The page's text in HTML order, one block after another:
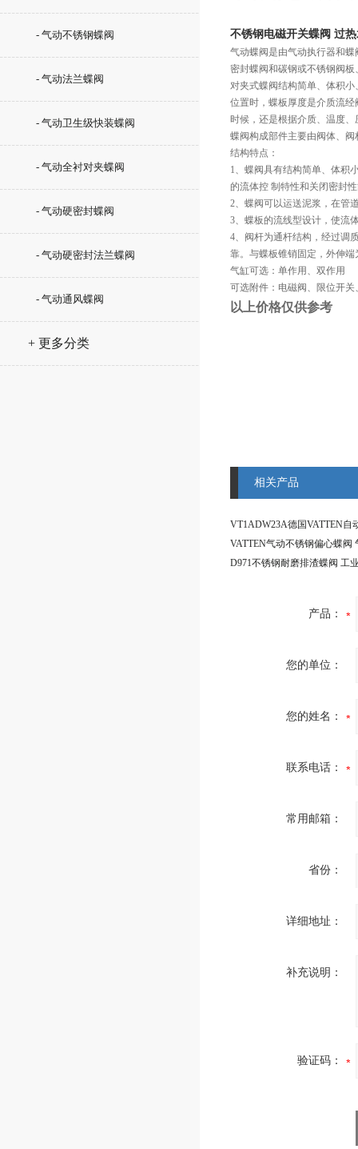
- 气动不锈钢蝶阀
- 气动法兰蝶阀
- 气动卫生级快装蝶阀
- 气动全衬对夹蝶阀
- 气动硬密封蝶阀
- 气动硬密封法兰蝶阀
- 气动通风蝶阀
+ 更多分类
不锈钢电磁开关蝶阀 过
气动蝶阀是由气动执行器和
密封蝶阀和碳钢或不锈钢阀
对夹式蝶阀结构简单、体积
位置时，蝶板厚度是介质流
时候，还是根据介质、温度
蝶阀构成部件主要由阀体、
结构特点：
1、蝶阀具有结构简单、体积
的流体控 制特性和关闭密封
2、蝶阀可以运送泥浆，在管
3、蝶板的流线型设计，使流
4、阀杆为通杆结构，经过调
靠。与蝶板锥销固定，外伸
气缸可选：单作用、双作用
可选附件：电磁阀、限位开
以上价格仅供参考
相关产品
产品：
您的单位：
您的姓名：
联系电话：
常用邮箱：
省份：
详细地址：
补充说明：
验证码：